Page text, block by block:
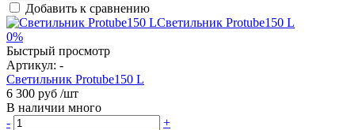
Добавить к сравнению
0%
Быстрый просмотр
Артикул: -
Светильник Protube150 L
6 300 руб /шт
В наличии много
-
+